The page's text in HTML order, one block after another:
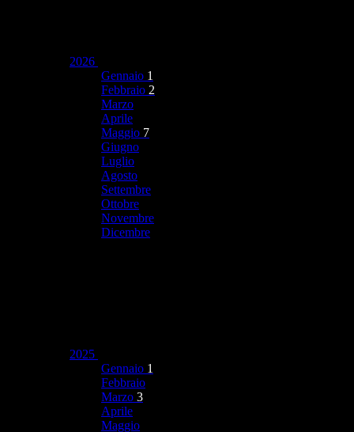
2026
Gennaio 1
Febbraio 2
Marzo
Aprile
Maggio 7
Giugno
Luglio
Agosto
Settembre
Ottobre
Novembre
Dicembre
2025
Gennaio 1
Febbraio
Marzo 3
Aprile
Maggio